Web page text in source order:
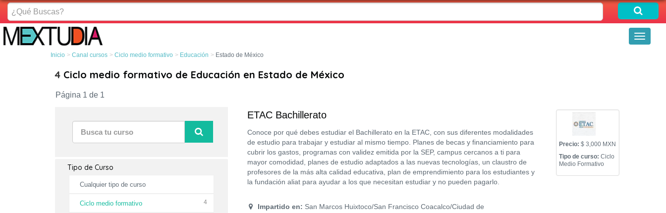
¿Qué
Buscas?
Toggle
Inicio Canal cursos Ciclo medio formativo Educación Estado de México
4 Ciclo medio formativo de Educación en Estado de México
Página 1 de 1
Tipo de Curso
Cualquier tipo de curso
Ciclo medio formativo 4
ETAC Bachillerato
Conoce por qué debes estudiar el Bachillerato en la ETAC, con sus diferentes modalidades
de estudio para trabajar y estudiar al mismo tiempo. Planes de becas y financiamiento para
cubrir los gastos, programas con validez emitida por la SEP, campus cercanos a ti para
mayor comodidad, planes de estudio adaptados a las nuevas tecnologías, un claustro de
profesores de la más alta calidad educativa, plan de emprendimiento para los estudiantes y
la fundación aliat para ayudar a los que necesitan estudiar y no pueden pagarlo.
Impartido en: San Marcos Huixtoco/San Francisco Coacalco/Ciudad de
Precio: $ 3,000 MXN
Tipo de curso: Ciclo
Medio Formativo